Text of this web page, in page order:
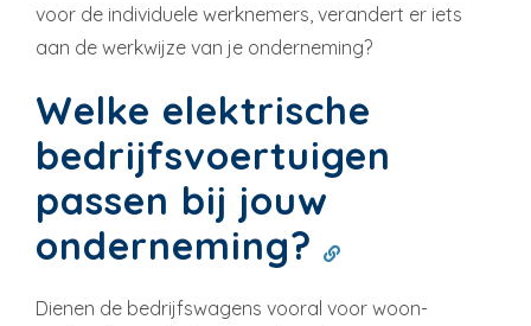
voor de individuele werknemers, verandert er iets
aan de werkwijze van je onderneming?
Welke elektrische
bedrijfsvoertuigen
passen bij jouw
onderneming?
Dienen de bedrijfswagens vooral voor woon-